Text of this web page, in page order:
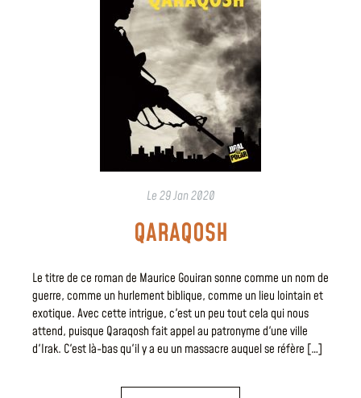
Le29 Jan 2020
QARAQOSH
Le titre de ce roman de Maurice Gouiran sonne comme un nom de
guerre, comme un hurlement biblique, comme un lieu lointain et
exotique. Avec cette intrigue, c'est un peu tout cela qui nous
attend, puisque Qaraqosh fait appel au patronyme d'une ville
d'Irak. C'est là-bas qu'il y a eu un massacre auquel se réfère […]